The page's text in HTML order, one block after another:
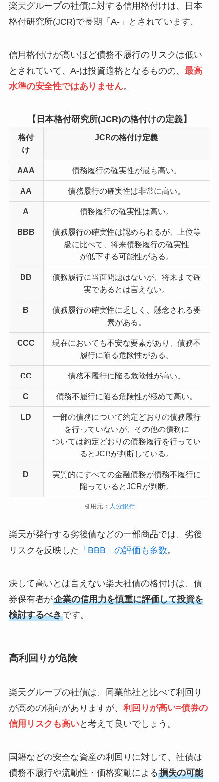
楽天グループの社債に対する信用格付けは、日本
格付研究所(JCR)で長期「A-」とされています。
信用格付けが高いほど債務不履行のリスクは低い
とされていて、A-は投資適格となるものの、 最高
水準の安全性ではありません。
【日本格付研究所(JCR)の格付けの定義】
格付
け
JCRの格付け定義
AAA 債務履行の確実性が最も高い。
AA 債務履行の確実性は非常に高い。
A 債務履行の確実性は高い。
BBB
債務履行の確実性は認められるが、上位等
級に比べて、将来債務履行の確実性
が低下する可能性がある。
BB
債務履行に当面問題はないが、将来まで確
実であるとは言えない。
B
債務履行の確実性に乏しく、懸念される要
素がある。
CCC
現在においても不安な要素があり、債務不
履行に陥る危険性がある。
CC 債務不履行に陥る危険性が高い。
C 債務不履行に陥る危険性が極めて高い。
LD
一部の債務について約定どおりの債務履行
を行っていないが、その他の債務に
ついては約定どおりの債務履行を行ってい
るとJCRが判断している。
D
実質的にすべての金融債務が債務不履行に
陥っているとJCRが判断。
引用元： 大分銀行
楽天が発行する劣後債などの一部商品では、劣後
リスクを反映した 「BBB」の評価も多数。
決して高いとは言えない楽天社債の格付けは、債
券保有者が企業の信用力を慎重に評価して投資を
検討するべきです。
高利回りが危険
楽天グループの社債は、同業他社と比べて利回り
が高めの傾向がありますが、 利回りが高い=債券の
信用リスクも高いと考えて良いでしょう。
国籍などの安全な資産の利回りに対して、社債は
債務不履行や流動性・価格変動による損失の可能